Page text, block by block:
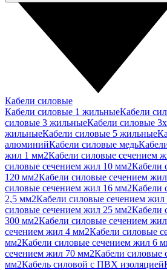
Кабели силовые
Кабели силовые 1 жильныеКабели
силовые 3 жильныеКабели силовые
жильныеКабели силовые 5 жильные
алюминийКабели силовые медь
жил 1 мм2Кабели силовые сечением
силовые сечением жил 10 мм2Кабели
120 мм2Кабели силовые сечением
силовые сечением жил 16 мм2Кабели
2,5 мм2Кабели силовые сечением
силовые сечением жил 25 мм2Кабели
300 мм2Кабели силовые сечением
сечением жил 4 мм2Кабели силовые
мм2Кабели силовые сечением жил 6
сечением жил 70 мм2Кабели силовые
мм2Кабель силовой с ПВХ изоляцией